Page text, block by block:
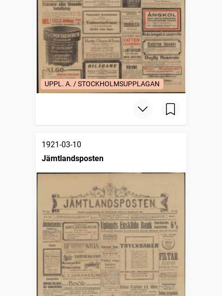
UPPL. A. / STOCKHOLMSUPPLAGAN
1921-03-10
Jämtlandsposten